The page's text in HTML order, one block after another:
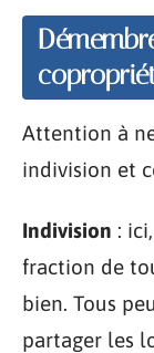
Attention à
indivision et
Indivision :
fraction de
bien. Tous
partager les